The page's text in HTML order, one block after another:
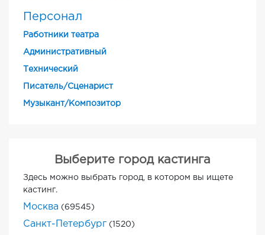
Персонал
Работники театра
Административный
Технический
Писатель/Сценарист
Музыкант/Композитор
Выберите город кастинга
Здесь можно выбрать город, в котором вы ищете
кастинг.
Москва (69545)
Санкт-Петербург (1520)